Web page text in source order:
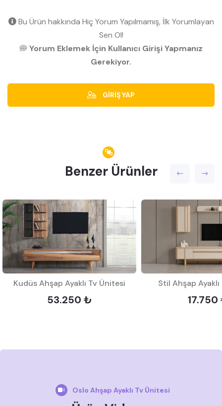
Bu Ürün hakkında Hiç Yorum Yapılmamış, İlk Yorumlayan
Sen Ol!
Yorum Eklemek İçin Kullanıcı Girişi Yapmanız
Gerekiyor.
GİRİŞ YAP
Benzer Ürünler
Kudüs Ahşap Ayaklı Tv Ünitesi
53.250 ₺
Stil Ahşap
Oslo Ahşap Ayaklı Tv Ünitesi